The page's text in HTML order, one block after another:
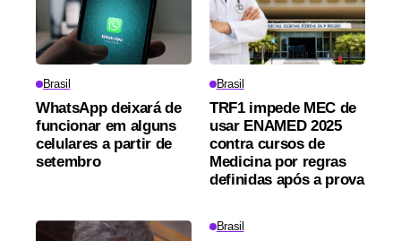
Brasil
WhatsApp deixará de
funcionar em alguns
celulares a partir de
setembro
Brasil
TRF1 impede MEC de
usar ENAMED 2025
contra cursos de
Medicina por regras
definidas após a prova
Brasil